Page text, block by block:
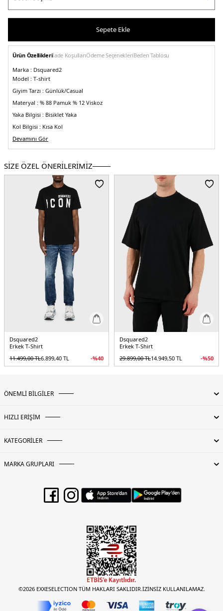
Sepete Ekle
Ürün Özellikleriİade KoşullarıÖdeme SeçenekleriBeden Tablosu
Marka : Dsquared2
Model : T-shirt
Giyim Tarzı : Günlük/Casual
Materyal : % 88 Pamuk % 12 Viskoz
Yaka Bilgisi : Bisiklet Yaka
Kol Bilgisi : Kısa Kol
Kalıp Bilgisi :Regular Fit
Üretim Yeri :İtalya
Devamını Gör
SİZE ÖZEL ÖNERİLERİMİZ
Dsquared2
Erkek T-Shirt
11.499,00TL6.899,40 TL -%40
Dsquared2
Erkek T-Shirt
29.899,00TL14.949,50 TL -%50
ÖNEMLİ BİLGİLER
HIZLI ERİŞİM
KATEGORİLER
MARKA GRUPLARI
©2026 EXXESELECTION TÜM HAKLARI SAKLIDIR.İZİNSİZ KULLANILAMAZ.